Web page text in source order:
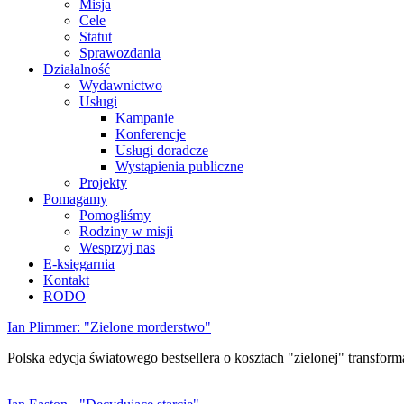
Misja
Cele
Statut
Sprawozdania
Działalność
Wydawnictwo
Usługi
Kampanie
Konferencje
Usługi doradcze
Wystąpienia publiczne
Projekty
Pomagamy
Pomogliśmy
Rodziny w misji
Wesprzyj nas
E-księgarnia
Kontakt
RODO
Ian Plimmer: "Zielone morderstwo"
Polska edycja światowego bestsellera o kosztach "zielonej"